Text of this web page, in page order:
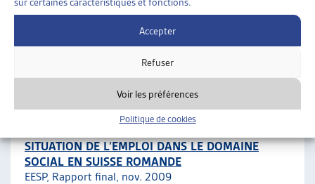
Accepter
Refuser
Voir les préférences
Politique de cookies
ActualitéSociale, Stéphane Rossini, juil-août 2008
Propositions de réformes
PROFESSIONNELLE
SITUATION DE L’EMPLOI DANS LE DOMAINE
SOCIAL EN SUISSE ROMANDE
EESP, Rapport final, nov. 2009